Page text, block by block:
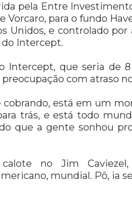
pela Entre
Vorcaro, para o fundo
Unidos, e controlado
Intercept.
Intercept, que seria de
com atraso
cobrando, está em um
trás, e está todo
que a gente sonhou
no Jim
mundial. Pô, ia